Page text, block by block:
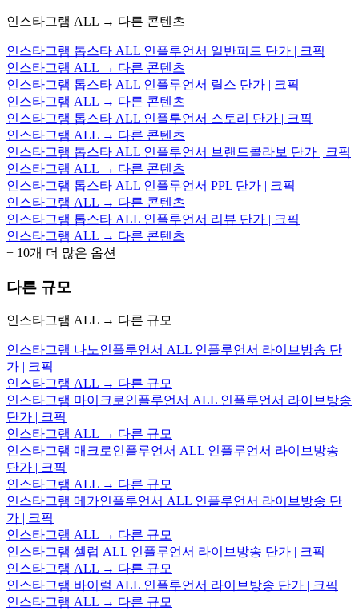
인스타그램 ALL → 다른 콘텐츠
인스타그램 톱스타 ALL 인플루언서 일반피드 단가 | 크픽
인스타그램 ALL → 다른 콘텐츠
인스타그램 톱스타 ALL 인플루언서 릴스 단가 | 크픽
인스타그램 ALL → 다른 콘텐츠
인스타그램 톱스타 ALL 인플루언서 스토리 단가 | 크픽
인스타그램 ALL → 다른 콘텐츠
인스타그램 톱스타 ALL 인플루언서 브랜드콜라보 단가 | 크픽
인스타그램 ALL → 다른 콘텐츠
인스타그램 톱스타 ALL 인플루언서 PPL 단가 | 크픽
인스타그램 ALL → 다른 콘텐츠
인스타그램 톱스타 ALL 인플루언서 리뷰 단가 | 크픽
인스타그램 ALL → 다른 콘텐츠
+ 10개 더 많은 옵션
다른 규모
인스타그램 ALL → 다른 규모
인스타그램 나노인플루언서 ALL 인플루언서 라이브방송 단
가 | 크픽
인스타그램 ALL → 다른 규모
인스타그램 마이크로인플루언서 ALL 인플루언서 라이브방송
단가 | 크픽
인스타그램 ALL → 다른 규모
인스타그램 매크로인플루언서 ALL 인플루언서 라이브방송
단가 | 크픽
인스타그램 ALL → 다른 규모
인스타그램 메가인플루언서 ALL 인플루언서 라이브방송 단
가 | 크픽
인스타그램 ALL → 다른 규모
인스타그램 셀럽 ALL 인플루언서 라이브방송 단가 | 크픽
인스타그램 ALL → 다른 규모
인스타그램 바이럴 ALL 인플루언서 라이브방송 단가 | 크픽
인스타그램 ALL → 다른 규모